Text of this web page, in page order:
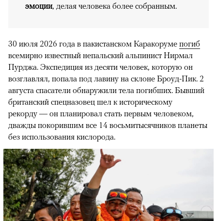
эмоции, делая человека более собранным.
30 июля 2026 года в пакистанском Каракоруме погиб
всемирно известный непальский альпинист Нирмал
Пурджа. Экспедиция из десяти человек, которую он
возглавлял, попала под лавину на склоне Броуд-Пик. 2
августа спасатели обнаружили тела погибших. Бывший
британский спецназовец шел к историческому
рекорду — он планировал стать первым человеком,
дважды покорившим все 14 восьмитысячников планеты
без использования кислорода.